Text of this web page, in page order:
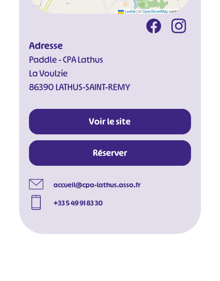
Leaflet|©OpenStreetMapcontributors
Adresse
Paddle - CPA Lathus
La Voulzie
86390 LATHUS-SAINT-REMY
Voir le site
Réserver
accueil@cpa-lathus.asso.fr
+33 5 49 91 83 30